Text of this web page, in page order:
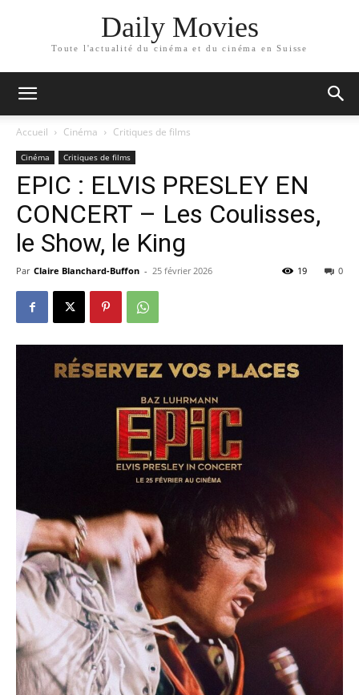
Daily Movies
Toute l'actualité du cinéma et du cinéma en Suisse
Accueil Cinéma Critiques de films
Cinéma Critiques de films
EPIC : ELVIS PRESLEY EN
CONCERT – Les Coulisses,
le Show, le King
Par Claire Blanchard-Buffon - 25 février 2026 0
19